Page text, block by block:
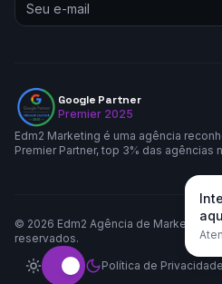
Google Partner
Premier 2025
Edm2 Marketing é uma agência
Premier Partner, top 3% das agências
© 2026 Edm2 Agência de Marketing
reservados.
Política de Privacidade